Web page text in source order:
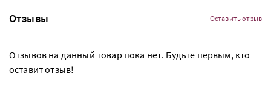
Отзывы Оставить отзыв
Отзывов на данный товар пока нет. Будьте первым, кто
оставит отзыв!